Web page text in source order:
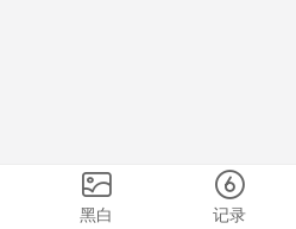
黑白 记录